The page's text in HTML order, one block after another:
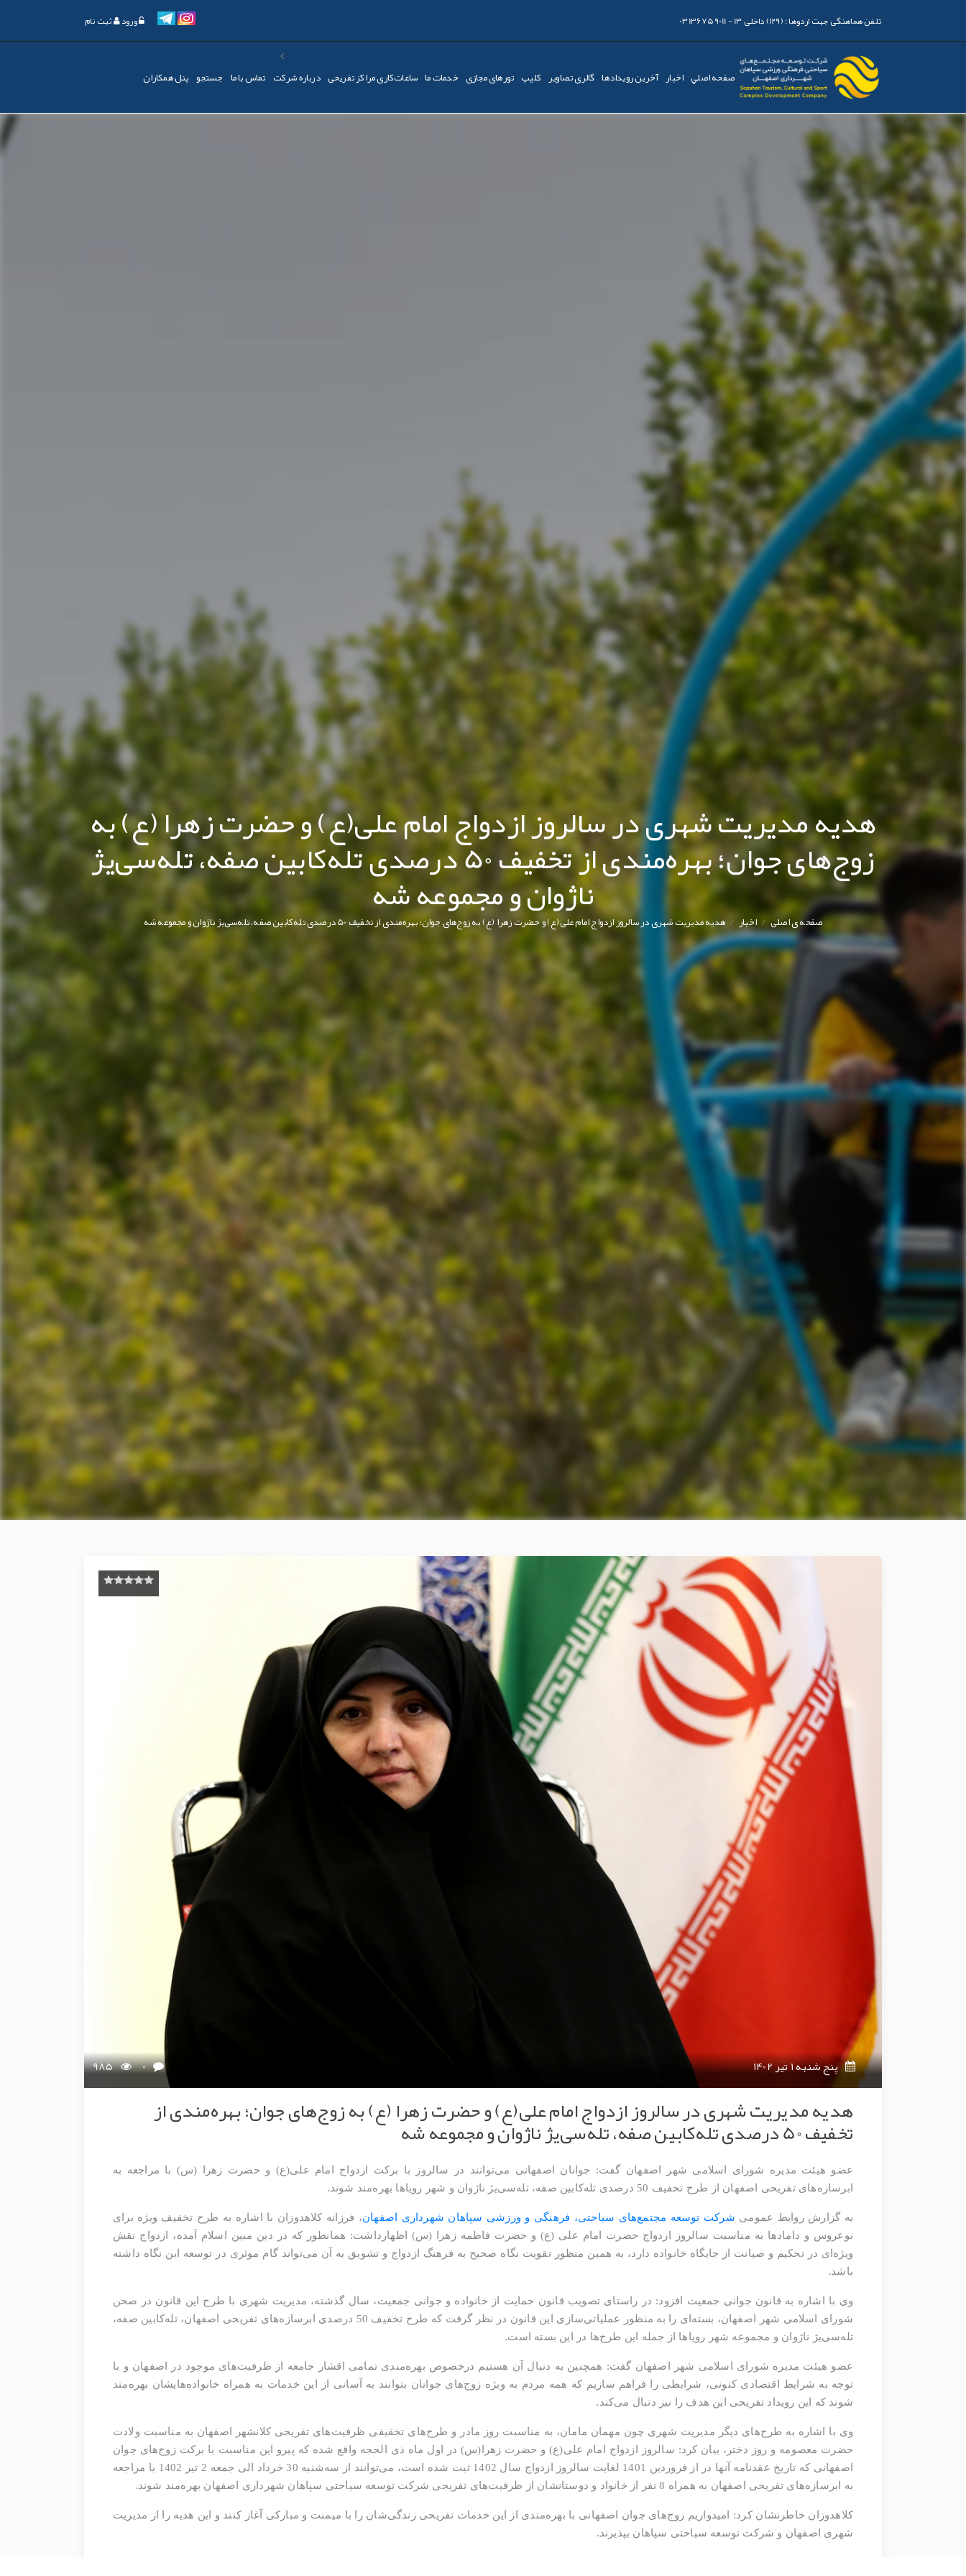
تلفن هماهنگی جهت اردوها :(129) داخلی 13 - 03136759011 ورود ثبت نام
صفحه اصلي اخبار آخرین رویدادها گالری تصاویر کليپ تورهای مجازی خدمات ما ساعات‌کاری مراکز تفریحی درباره شرکت تماس با ما جستجو پنل همکاران
هدیه مدیریت شهری در سالروز ازدواج امام علی(ع) و حضرت زهرا (ع) به
زوج‌های جوان؛ بهره‌مندی از تخفیف 50 درصدی تله‌کابین صفه، تله‌سی‌یژ
ناژوان و مجموعه شه صفحه ی اصلی /اخبار/هدیه مدیریت شهری در سالروز ازدواج امام علی(ع) و حضرت زهرا (ع) به زوج‌های جوان؛ بهره‌مندی از تخفیف 50 درصدی تله‌کابین صفه، تله‌سی‌یژ ناژوان و مجموعه شه
پنج شنبه 1 تیر 1402 985 0
هدیه مدیریت شهری در سالروز ازدواج امام علی(ع) و حضرت زهرا (ع) به زوج‌های جوان؛ بهره‌مندی از
تخفیف 50 درصدی تله‌کابین صفه، تله‌سی‌یژ ناژوان و مجموعه شه
عضو هیئت مدیره شورای اسلامی شهر اصفهان گفت: جوانان اصفهانی می‌توانند در سالروز با برکت ازدواج امام علی(ع) و حضرت زهرا (س) با مراجعه به
ابرسازه‌های تفریحی اصفهان از طرح تخفیف 50 درصدی تله‌کابین صفه، تله‌سی‌یژ ناژوان و شهر رویاها بهره‌مند شوند
.
به گزارش روابط عمومی شرکت توسعه مجتمع‌های سیاحتی، فرهنگی و ورزشی سپاهان شهرداری اصفهان، فرزانه کلاهدوزان با اشاره به طرح تخفیف ویژه برای
نوعروس و دامادها به مناسبت سالروز ازدواج حضرت امام علی (ع) و حضرت فاطمه زهرا (س) اظهارداشت: همانطور که در دین مبین اسلام آمده، ازدواج نقش
ویژه‌ای در تحکیم و صیانت از جایگاه خانواده دارد، به همین منظور تقویت نگاه صحیح به فرهنگ ازدواج و تشویق به آن می‌تواند گام موثری در توسعه این نگاه داشته
باشد.
وی با اشاره به قانون جوانی جمعیت افزود: در راستای تصویب قانون حمایت از خانواده و جوانی جمعیت، سال گذشته، مدیریت شهری با طرح این قانون در صحن
شورای اسلامی شهر اصفهان، بسته‌ای را به منظور عملیاتی‌سازی این قانون در نظر گرفت که طرح تخفیف 50 درصدی ابرسازه‌های تفریحی اصفهان، تله‌کابین صفه،
تله‌سی‌یژ ناژوان و مجموعه شهر رویاها از جمله این طرح‌ها در این بسته است.
عضو هیئت مدیره شورای اسلامی شهر اصفهان گفت: همچنین به دنبال آن هستیم درخصوص بهره‌مندی تمامی اقشار جامعه از ظرفیت‌های موجود در اصفهان و با
توجه به شرایط اقتصادی کنونی، شرایطی را فراهم سازیم که همه مردم به ویژه زوج‌های جوانان بتوانند به آسانی از این خدمات به همراه خانواده‌هایشان بهره‌مند
شوند که این رویداد تفریحی این هدف را نیز دنبال می‌کند.
وی با اشاره به طرح‌های دیگر مدیریت شهری چون مهمان مامان، به مناسبت روز مادر و طرح‌های تخفیفی ظرفیت‌های تفریحی کلانشهر اصفهان به مناسبت ولادت
حضرت معصومه و روز دختر، بیان کرد: سالروز ازدواج امام علی(ع) و حضرت زهرا(س) در اول ماه ذی الحجه واقع شده که پیرو این مناسبت با برکت زوج‌های جوان
اصفهانی که تاریخ عقدنامه آنها در از فروردین 1401 لغایت سالروز ازدواج سال 1402 ثبت شده است، می‌توانند از سه‌شنبه 30 خرداد الی جمعه 2 تیر 1402 با مراجعه
به ابرسازه‌های تفریحی اصفهان به همراه 8 نفر از خانواد و دوستانشان از ظرفیت‌های تفریحی شرکت توسعه سیاحتی سپاهان شهرداری اصفهان بهره‌مند شوند
.
کلاهدوزان خاطرنشان کرد: امیدواریم زوج‌های جوان اصفهانی با بهره‌مندی از این خدمات تفریحی زندگی‌شان را با میمنت و مبارکی آغاز کنند و این هدیه را از مدیریت
شهری اصفهان و شرکت توسعه سیاحتی سپاهان بپذیرند.